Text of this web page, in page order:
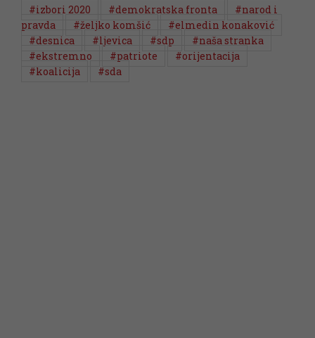
#izbori 2020 #demokratska fronta
#narod i
pravda
#željko komšić
#elmedin konaković
#desnica
#ljevica #sdp
#naša stranka
#ekstremno
#patriote
#orijentacija
#koalicija
#sda